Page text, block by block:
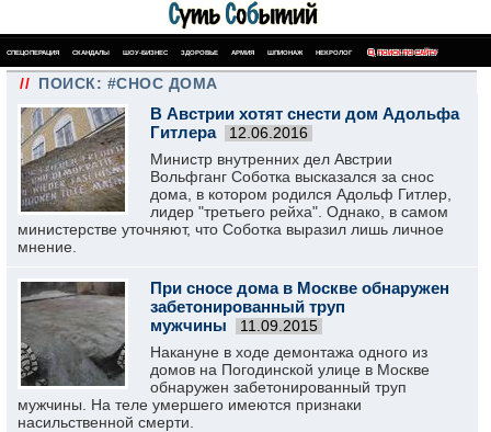
СПЕЦОПЕРАЦИЯ СКАНДАЛЫ ШОУ-БИЗНЕС ЗДОРОВЬЕ АРМИЯ ШПИОНАЖ НЕКРОЛОГ ПОИСК ПО САЙТУ
// ПОИСК: #СНОС ДОМА
В Австрии хотят снести дом Адольфа
Гитлера
12.06.2016
Министр внутренних дел Австрии
Вольфганг Соботка высказался за снос
дома, в котором родился Адольф Гитлер,
лидер "третьего рейха". Однако, в самом
министерстве уточняют, что Соботка выразил лишь личное
мнение.
При сносе дома в Москве обнаружен
забетонированный труп
мужчины
11.09.2015
Накануне в ходе демонтажа одного из
домов на Погодинской улице в Москве
обнаружен забетонированный труп
мужчины. На теле умершего имеются признаки
насильственной смерти.